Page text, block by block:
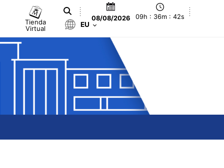
Tienda
Virtual
08/08/2026 09h : 36m : 42s
EU